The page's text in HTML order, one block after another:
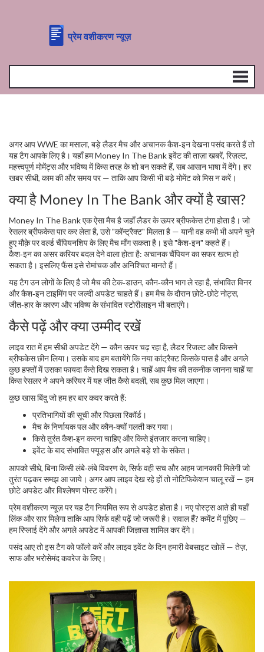
अगर आप WWE का मसाला, बड़े लैडर मैच और अचानक कैश‑इन देखना पसंद करते हैं तो
यह टैग आपके लिए है। यहाँ हम Money In The Bank इवेंट की ताज़ा खबरें, रिज़ल्ट,
महत्त्वपूर्ण मोमेंट्स और भविष्य में किस तरह के शो बन सकते हैं, सब आसान भाषा में देंगे। हर
खबर सीधी, काम की और समय पर — ताकि आप किसी भी बड़े मोमेंट को मिस न करें।
क्या है Money In The Bank और क्यों है खास?
Money In The Bank एक ऐसा मैच है जहाँ लैडर के ऊपर ब्रीफकेस टंगा होता है। जो
रेसलर ब्रीफकेस पार कर लेता है, उसे "कॉन्ट्रैक्ट" मिलता है — यानी वह कभी भी अपने चुने
हुए मौक़े पर वर्ल्ड चैंपियनशिप के लिए मैच माँग सकता है। इसे "कैश‑इन" कहते हैं।
कैश‑इन का असर करियर बदल देने वाला होता है: अचानक चैंपियन का सफर खत्म हो
सकता है। इसलिए फैंस इसे रोमांचक और अनिश्चित मानते हैं।
यह टैग उन लोगों के लिए है जो मैच की टेक‑डाउन, कौन‑कौन भाग ले रहा है, संभावित विनर
और कैश‑इन टाइमिंग पर जल्दी अपडेट चाहते हैं। हम मैच के दौरान छोटे‑छोटे नोट्स,
जीत‑हार के कारण और भविष्य के संभावित स्टोरीलाइन भी बताएंगे।
कैसे पढ़ें और क्या उम्मीद रखें
लाइव रात में हम सीधी अपडेट देंगे — कौन ऊपर चढ़ रहा है, लैडर रिजल्ट और किसने
ब्रीफकेस छीन लिया। उसके बाद हम बतायेंगे कि नया कांट्रैक्ट किसके पास है और अगले
कुछ हफ्तों में उसका फायदा कैसे दिख सकता है। चाहें आप मैच की तकनीक जानना चाहें या
किस रेसलर ने अपने करियर में यह जीत कैसे बदली, सब कुछ मिल जाएगा।
कुछ खास बिंदु जो हम हर बार कवर करते हैं:
प्रतिभागियों की सूची और पिछला रिकॉर्ड।
मैच के निर्णायक पल और कौन‑क्यों गलती कर गया।
किसे तुरंत कैश‑इन करना चाहिए और किसे इंतजार करना चाहिए।
इवेंट के बाद संभावित फ्यूड्स और अगले बड़े शो के संकेत।
आपको सीधे, बिना किसी लंबे‑लंबे विवरण के, सिर्फ वही सच और अहम जानकारी मिलेगी जो
तुरंत पढ़कर समझ आ जाये। अगर आप लाइव देख रहे हों तो नोटिफिकेशन चालू रखें — हम
छोटे अपडेट और विश्लेषण पोस्ट करेंगे।
प्रेम वशीकरण न्यूज़ पर यह टैग नियमित रूप से अपडेट होता है। नए पोस्ट्स आते ही यहाँ
लिंक और सार मिलेगा ताकि आप सिर्फ वही पढ़ें जो जरूरी है। सवाल हैं? कमेंट में पूछिए —
हम रिप्लाई देंगे और अगले अपडेट में आपकी जिज्ञासा शामिल कर देंगे।
पसंद आए तो इस टैग को फॉलो करें और लाइव इवेंट के दिन हमारी वेबसाइट खोलें — तेज़,
साफ और भरोसेमंद कवरेज के लिए।